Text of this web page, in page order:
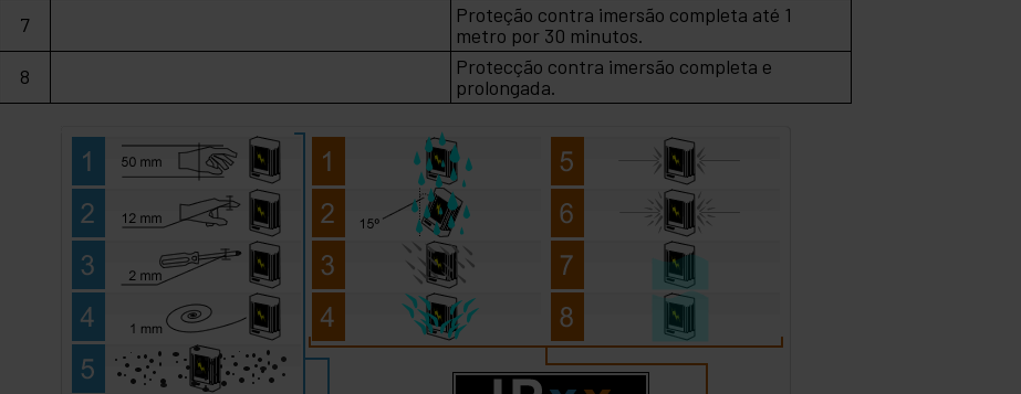
7
Proteção contra imersão completa até 1
metro por 30 minutos.
8
Protecção contra imersão completa e
prolongada.